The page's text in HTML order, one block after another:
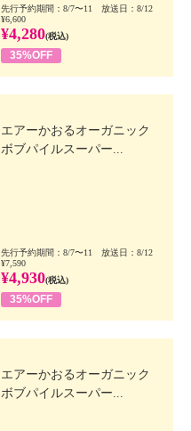
先行予約期間：8/7〜11 放送日：8/12
¥6,600
¥4,280(税込)
35%OFF
エアーかおるオーガニック
ボブパイルスーパー...
先行予約期間：8/7〜11 放送日：8/12
¥7,590
¥4,930(税込)
35%OFF
エアーかおるオーガニック
ボブパイルスーパー...